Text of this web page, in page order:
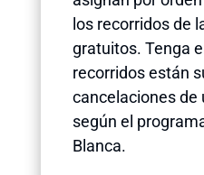
los recorridos de
gratuitos. Tenga
recorridos están
cancelaciones
según el
Blanca.